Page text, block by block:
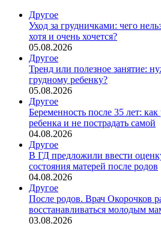
Другое
Уход за грудничками: чего
хотя и очень хочется?
05.08.2026
Другое
Тренд или полезное занятие:
грудному ребенку?
05.08.2026
Другое
Беременность после 35 лет: как
ребенка и не пострадать самой
04.08.2026
Другое
В ГД предложили ввести
состояния матерей после родов
04.08.2026
Другое
После родов. Врач Окорочков
восстанавливаться молодым
03.08.2026